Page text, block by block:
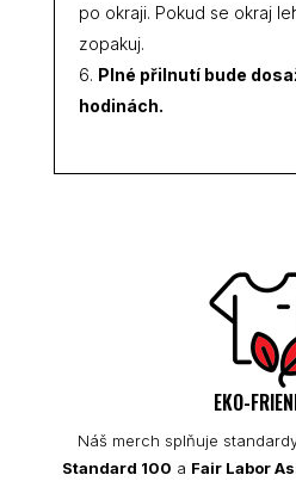
po okraji. Pokud se okraj
zopakuj.
Plné přilnutí bude
hodinách.
EKO-
Náš merch splňuje
Standard 100 a Fair Labor